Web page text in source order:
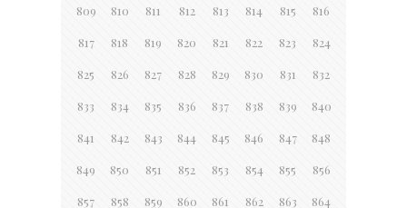
809 810 811 812 813 814 815 816
817 818 819 820 821 822 823 824
825 826 827 828 829 830 831 832
833 834 835 836 837 838 839 840
841 842 843 844 845 846 847 848
849 850 851 852 853 854 855 856
857 858 859 860 861 862 863 864